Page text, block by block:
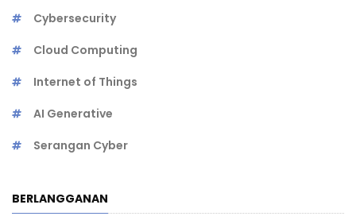
Cybersecurity
Cloud Computing
Internet of Things
AI Generative
Serangan Cyber
BERLANGGANAN